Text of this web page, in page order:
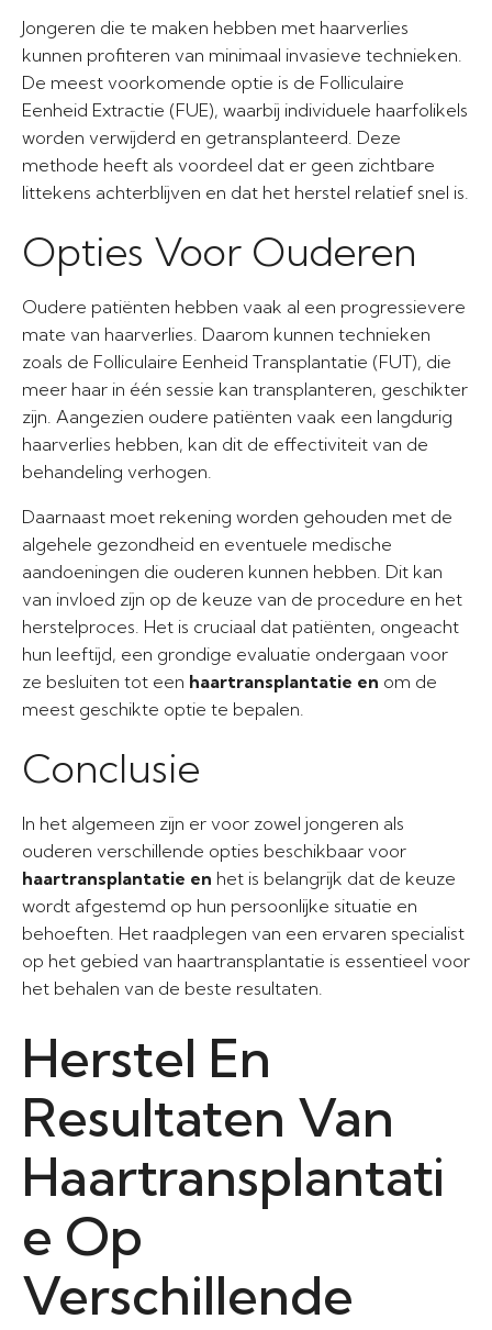
Jongeren die te maken hebben met haarverlies
kunnen profiteren van minimaal invasieve technieken.
De meest voorkomende optie is de Folliculaire
Eenheid Extractie (FUE), waarbij individuele haarfolikels
worden verwijderd en getransplanteerd. Deze
methode heeft als voordeel dat er geen zichtbare
littekens achterblijven en dat het herstel relatief snel is.
Opties Voor Ouderen
Oudere patiënten hebben vaak al een progressievere
mate van haarverlies. Daarom kunnen technieken
zoals de Folliculaire Eenheid Transplantatie (FUT), die
meer haar in één sessie kan transplanteren, geschikter
zijn. Aangezien oudere patiënten vaak een langdurig
haarverlies hebben, kan dit de effectiviteit van de
behandeling verhogen.
Daarnaast moet rekening worden gehouden met de
algehele gezondheid en eventuele medische
aandoeningen die ouderen kunnen hebben. Dit kan
van invloed zijn op de keuze van de procedure en het
herstelproces. Het is cruciaal dat patiënten, ongeacht
hun leeftijd, een grondige evaluatie ondergaan voor
ze besluiten tot een haartransplantatie en om de
meest geschikte optie te bepalen.
Conclusie
In het algemeen zijn er voor zowel jongeren als
ouderen verschillende opties beschikbaar voor
haartransplantatie en het is belangrijk dat de keuze
wordt afgestemd op hun persoonlijke situatie en
behoeften. Het raadplegen van een ervaren specialist
op het gebied van haartransplantatie is essentieel voor
het behalen van de beste resultaten.
Herstel En
Resultaten Van
Haartransplantati
e Op
Verschillende